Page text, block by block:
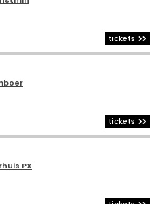
tickets
tickets
PX